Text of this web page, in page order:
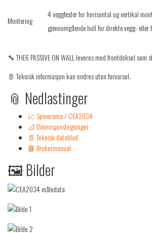
Montering
4 veggfester for horisontal og vertikal
gjennomgående hull for direkte vegg-
🔧 THE6 PASSIVE ON WALL leveres med frontdeksel som
📄 Teknisk informasjon kan endres uten forvarsel.
📎 Nedlastinger
📈 Spinorama / CEA2034
📐 Dimensjonstegninger
📄 Teknisk datablad
📘 Brukermanual
🖼️ Bilder